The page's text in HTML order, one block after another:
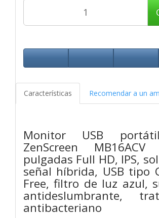
Características Recomendar a un
Monitor USB
ZenScreen
pulgadas Full HD, IPS,
señal híbrida, USB tipo
Free, filtro de luz azul,
antideslumbrante,
antibacteriano